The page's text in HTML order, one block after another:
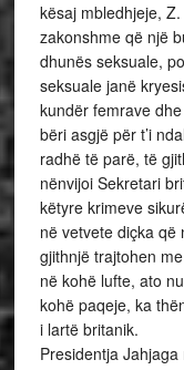
kësaj mbledhjeje,
zakonshme që një
dhunës seksuale,
seksuale janë
kundër femrave
bëri asgjë për t’i
radhë të parë, të
nënvijoi Sekretari
këtyre krimeve
në vetvete diçka
gjithnjë trajtohen
në kohë lufte, ato
kohë paqeje, ka
i lartë britanik.
Presidentja